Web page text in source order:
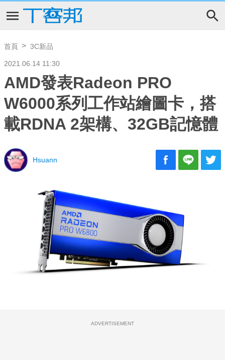
首頁 3C新品
2021.06.14 11:30
AMD發表Radeon PRO
W6000系列工作站繪圖卡，搭
載RDNA 2架構、32GB記憶體
Hsuann
ADVERTISEMENT